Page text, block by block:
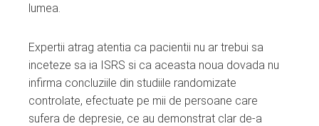
lumea.
Expertii atrag atentia ca pacientii nu ar trebui sa
inceteze sa ia ISRS si ca aceasta noua dovada nu
infirma concluziile din studiile randomizate
controlate, efectuate pe mii de persoane care
sufera de depresie, ce au demonstrat clar de-a